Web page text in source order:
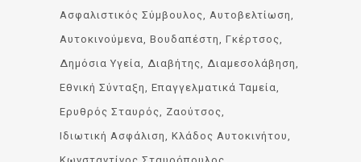
Ασφαλιστικός Σύμβουλος
Αυτοβελτίωση
Αυτοκινούμενα
Βουδαπέστη
Γκέρτσος
Δημόσια Υγεία
Διαβήτης
Διαμεσολάβηση
Εθνική Σύνταξη
Επαγγελματικά Ταμεία
Ερυθρός Σταυρός
Ζαούτσος
Ιδιωτική Ασφάλιση
Κλάδος Αυτοκινήτου